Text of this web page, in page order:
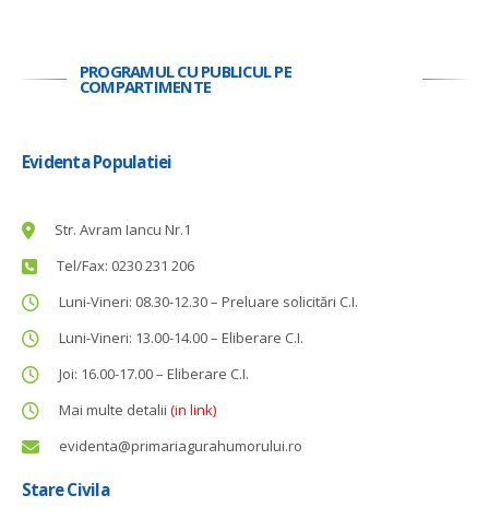
PROGRAMUL CU PUBLICUL PE
COMPARTIMENTE
Evidenta Populatiei
Str. Avram Iancu Nr.1
Tel/Fax: 0230 231 206
Luni-Vineri: 08.30-12.30 – Preluare solicitări C.I.
Luni-Vineri: 13.00-14.00 – Eliberare C.I.
Joi: 16.00-17.00 – Eliberare C.I.
Mai multe detalii (in link)
evidenta@primariagurahumorului.ro
Stare Civila